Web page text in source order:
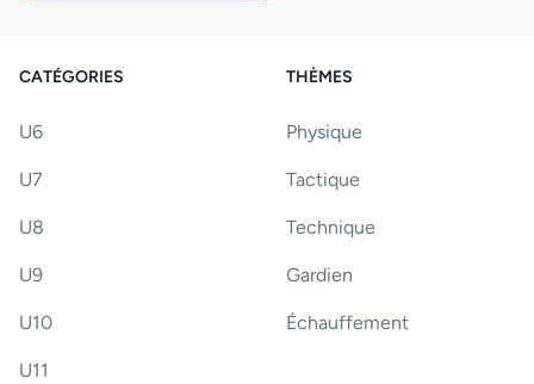
CATÉGORIES
U6
U7
U8
U9
U10
U11
THÈMES
Physique
Tactique
Technique
Gardien
Échauffement